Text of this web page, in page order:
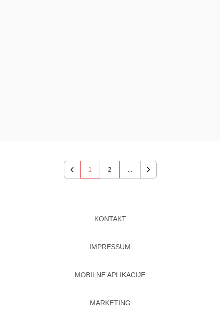
Previous
1 2 ...
Next
KONTAKT
IMPRESSUM
MOBILNE APLIKACIJE
MARKETING